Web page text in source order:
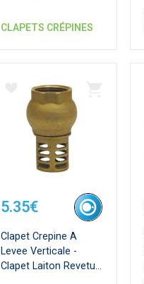
Polymere
CLAPETS CRÉPINES
5.35€
Clapet Crepine A
Levee Verticale -
Clapet Laiton Revetu